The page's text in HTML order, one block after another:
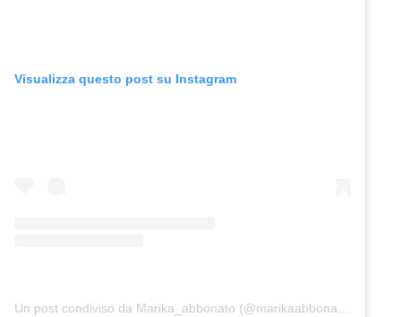
Visualizza questo post su Instagram
Un post condiviso da Marika_abbonato (@marikaabbonato_)